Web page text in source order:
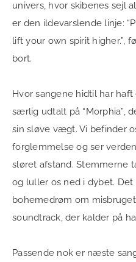
univers, hvor skibenes sejl
er den ildevarslende linje:
lift your own spirit higher.”,
bort.
Hvor sangene hidtil har
særlig udtalt på “Morphia”,
sin sløve vægt. Vi befinder
forglemmelse og ser
sløret afstand. Stemmerne
og luller os ned i dybet.
bohemedrøm om
soundtrack, der kalder på
Passende nok er næste